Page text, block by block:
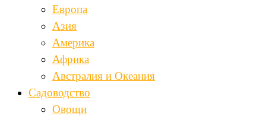
Европа
Азия
Америка
Африка
Австралия и Океания
Садоводство
Овощи